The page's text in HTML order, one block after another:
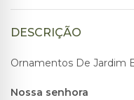
DESCRIÇÃO
Ornamentos De Jardim
Nossa senhora